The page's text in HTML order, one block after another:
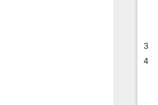
3
4